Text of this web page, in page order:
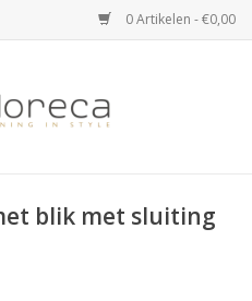
0 Artikelen - €0,00
blik met sluiting